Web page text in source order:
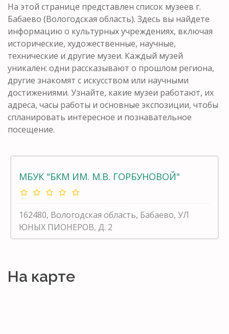
На этой странице представлен список музеев г.
Бабаево (Вологодская область). Здесь вы найдете
информацию о культурных учреждениях, включая
исторические, художественные, научные,
технические и другие музеи. Каждый музей
уникален: одни рассказывают о прошлом региона,
другие знакомят с искусством или научными
достижениями. Узнайте, какие музеи работают, их
адреса, часы работы и основные экспозиции, чтобы
спланировать интересное и познавательное
посещение.
МБУК "БКМ ИМ. М.В. ГОРБУНОВОЙ"
162480, Вологодская область, Бабаево, УЛ
ЮНЫХ ПИОНЕРОВ, Д. 2
На карте